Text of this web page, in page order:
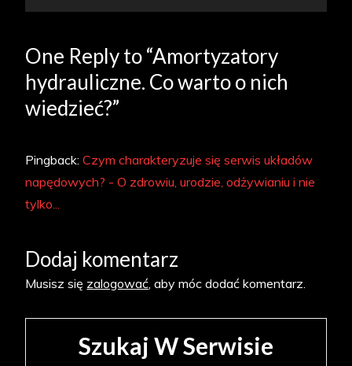
One Reply to “Amortyzatory
hydrauliczne. Co warto o nich
wiedzieć?”
Pingback:Czym charakteryzuje się serwis układów
napędowych? - O zdrowiu, urodzie, odżywianiu i nie
tylko...
Dodaj komentarz
Musisz się zalogować, aby móc dodać komentarz.
Szukaj W Serwisie